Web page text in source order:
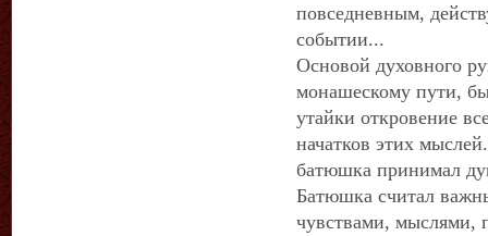
повседневным,
событии...
Основой духовного
монашескому пути,
утайки откровение
начатков этих
батюшка принимал
Батюшка считал
чувствами, мыслями,